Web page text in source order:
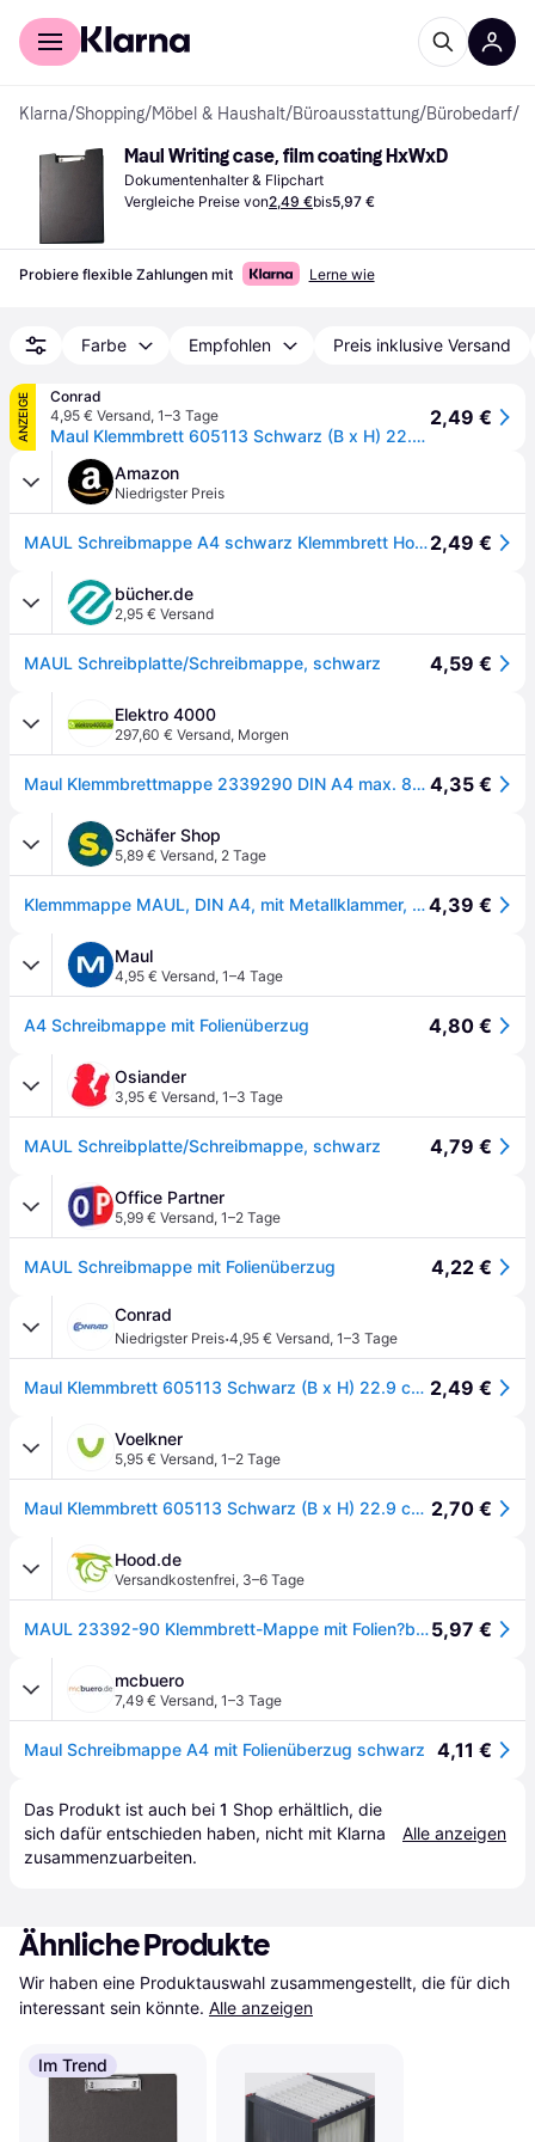
Für Shopper
Klarna/Shopping/Möbel & Haushalt/Büroausstattung/Bürobedarf/
Maul Writing case, film coating HxWxD
Dokumentenhalter & Flipchart
Vergleiche Preise von2,49 €bis5,97 €
Probiere flexible Zahlungen mit Lerne wie
Farbe Empfohlen Preis inklusive Versand
ANZEIGE
Conrad
4,95 € Versand, 1–3 Tage
Maul Klemmbrett 605113 Schwarz (B x H) 22.9 cm x 31.9 cm
2,49 €
Amazon
Niedrigster Preis
MAUL Schreibmappe A4 schwarz Klemmbrett Hochformat Tasche Stifteschlaufe2,49 €
bücher.de
2,95 € Versand
MAUL Schreibplatte/Schreibmappe, schwarz 4,59 €
Elektro 4000
297,60 € Versand, Morgen
Maul Klemmbrettmappe 2339290 DIN A4 max. 8mm Karton/Folienüberzug sw 125670390 4,35 €
Schäfer Shop
5,89 € Versand, 2 Tage
Klemmmappe MAUL, DIN A4, mit Metallklammer, Stiftehalter, 319 x 229 x 13 mm, Karton mit Folienüberzug, schwarz4,39 €
Maul
4,95 € Versand, 1–4 Tage
A4 Schreibmappe mit Folienüberzug 4,80 €
Osiander
3,95 € Versand, 1–3 Tage
MAUL Schreibplatte/Schreibmappe, schwarz 4,79 €
Office Partner
5,99 € Versand, 1–2 Tage
MAUL Schreibmappe mit Folienüberzug 4,22 €
Conrad
Niedrigster Preis·4,95 € Versand, 1–3 Tage
Maul Klemmbrett 605113 Schwarz (B x H) 22.9 cm x 31.9 cm 2,49 €
Voelkner
5,95 € Versand, 1–2 Tage
Maul Klemmbrett 605113 Schwarz (B x H) 22.9 cm x 31.9 cm 2,70 €
Hood.de
Versandkostenfrei, 3–6 Tage
MAUL 23392-90 Klemmbrett-Mappe mit Folien?berzug DIN A4 schwarz5,97 €
mcbuero
7,49 € Versand, 1–3 Tage
Maul Schreibmappe A4 mit Folienüberzug schwarz 4,11 €
Das Produkt ist auch bei 1 Shop erhältlich, die
sich dafür entschieden haben, nicht mit Klarna
zusammenzuarbeiten.
Alle anzeigen
Ähnliche Produkte
Wir haben eine Produktauswahl zusammengestellt, die für dich
interessant sein könnte. Alle anzeigen
Im Trend